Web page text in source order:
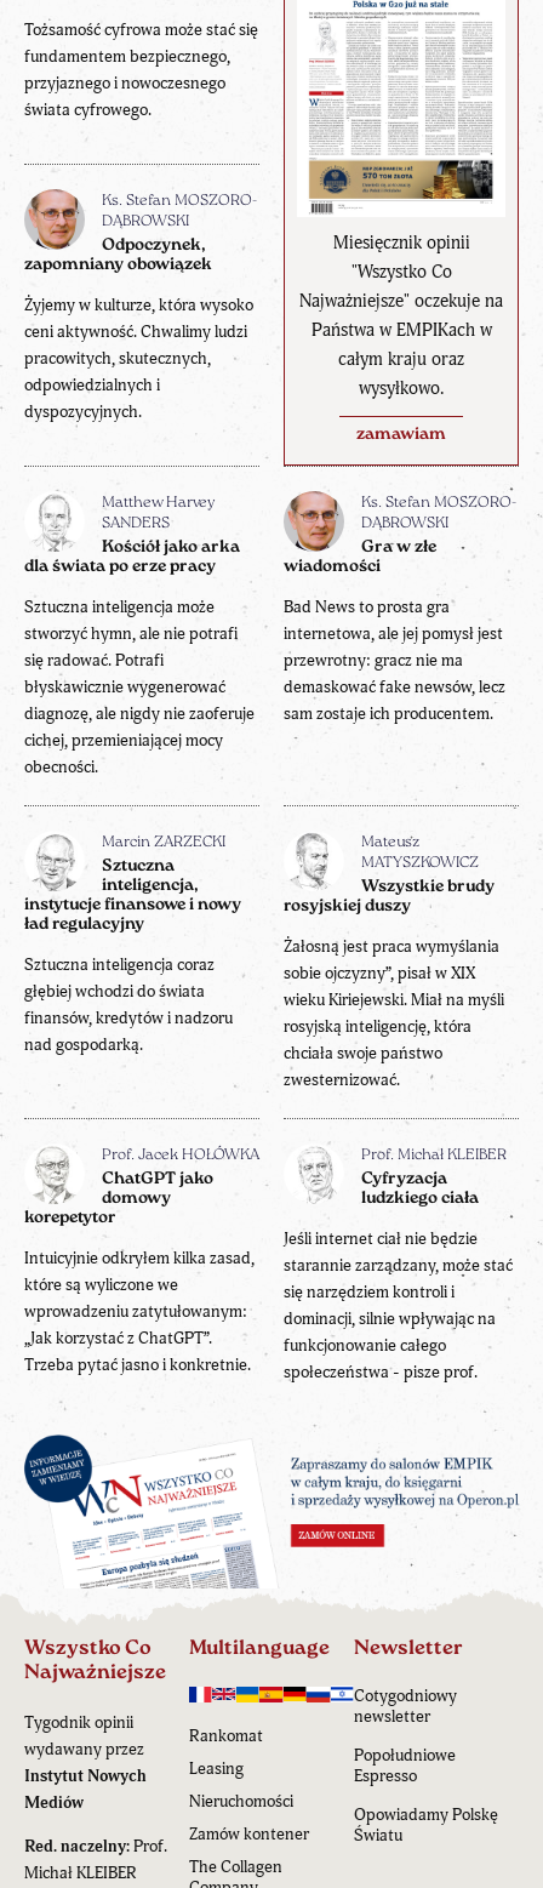
Miesięcznik opinii
"Wszystko Co
Najważniejsze" oczekuje na
Państwa w EMPIKach w
całym kraju oraz
wysyłkowo.
zamawiam
Tożsamość cyfrowa może stać się
fundamentem bezpiecznego,
przyjaznego i nowoczesnego
świata cyfrowego.
Ks. Stefan MOSZORO-
DĄBROWSKI
Odpoczynek,
zapomniany obowiązek
Żyjemy w kulturze, która wysoko
ceni aktywność. Chwalimy ludzi
pracowitych, skutecznych,
odpowiedzialnych i
dyspozycyjnych.
Matthew Harvey
SANDERS
Kościół jako arka
dla świata po erze pracy
Sztuczna inteligencja może
stworzyć hymn, ale nie potrafi
się radować. Potrafi
błyskawicznie wygenerować
diagnozę, ale nigdy nie zaoferuje
cichej, przemieniającej mocy
obecności.
Ks. Stefan MOSZORO-
DĄBROWSKI
Gra w złe
wiadomości
Bad News to prosta gra
internetowa, ale jej pomysł jest
przewrotny: gracz nie ma
demaskować fake newsów, lecz
sam zostaje ich producentem.
Marcin ZARZECKI
Sztuczna
inteligencja,
instytucje finansowe i nowy
ład regulacyjny
Sztuczna inteligencja coraz
głębiej wchodzi do świata
finansów, kredytów i nadzoru
nad gospodarką.
Mateusz
MATYSZKOWICZ
Wszystkie brudy
rosyjskiej duszy
Żałosną jest praca wymyślania
sobie ojczyzny”, pisał w XIX
wieku Kiriejewski. Miał na myśli
rosyjską inteligencję, która
chciała swoje państwo
zwesternizować.
Prof. Jacek HOŁÓWKA
ChatGPT jako
domowy
korepetytor
Intuicyjnie odkryłem kilka zasad,
które są wyliczone we
wprowadzeniu zatytułowanym:
„Jak korzystać z ChatGPT”.
Trzeba pytać jasno i konkretnie.
Prof. Michał KLEIBER
Cyfryzacja
ludzkiego ciała
Jeśli internet ciał nie będzie
starannie zarządzany, może stać
się narzędziem kontroli i
dominacji, silnie wpływając na
funkcjonowanie całego
społeczeństwa - pisze prof.
Wszystko Co
Najważniejsze
Tygodnik opinii
wydawany przez
Instytut Nowych
Mediów
Red. naczelny:Prof.
Michał KLEIBER
Multilanguage
Rankomat
Leasing
Nieruchomości
Zamów kontener
The Collagen
Newsletter
Cotygodniowy
newsletter
Popołudniowe
Espresso
Opowiadamy Polskę
Światu